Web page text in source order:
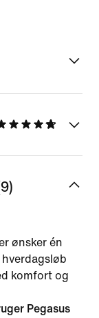
ønsker én
komfort og
Pegasus